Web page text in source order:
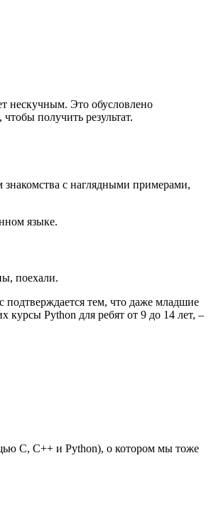
нескучным. Это обусловлено
получить результат.
с наглядными примерами,
языке.
поехали.
тем, что даже младшие
Python для ребят от 9 до 14 лет, –
C, C++ и Python), о котором мы тоже